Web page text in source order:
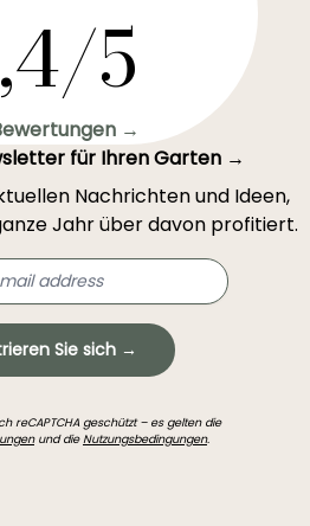
5
→
für Ihren Garten →
Nachrichten und Ideen,
Jahr über davon profitiert.
Sie sich →
reCAPTCHA geschützt – es gelten die
und dieNutzungsbedingungen.